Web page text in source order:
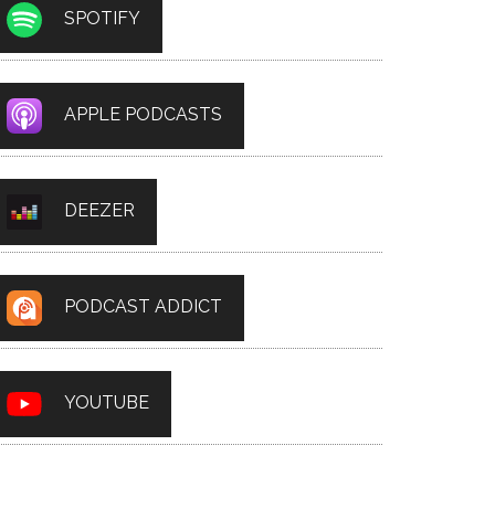
SPOTIFY
APPLE PODCASTS
DEEZER
PODCAST ADDICT
YOUTUBE